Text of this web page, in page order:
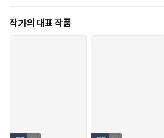
작가의 대표 작품